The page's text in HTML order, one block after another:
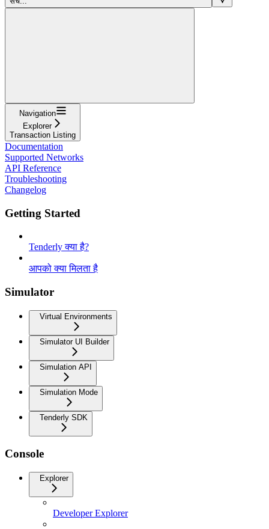
Navigation
Explorer
Transaction Listing
Documentation
Supported Networks
API Reference
Troubleshooting
Changelog
Getting Started
Tenderly क्या है?
आपको क्या मिलता है
Simulator
Virtual Environments
Simulator UI Builder
Simulation API
Simulation Mode
Tenderly SDK
Console
Explorer
Developer Explorer